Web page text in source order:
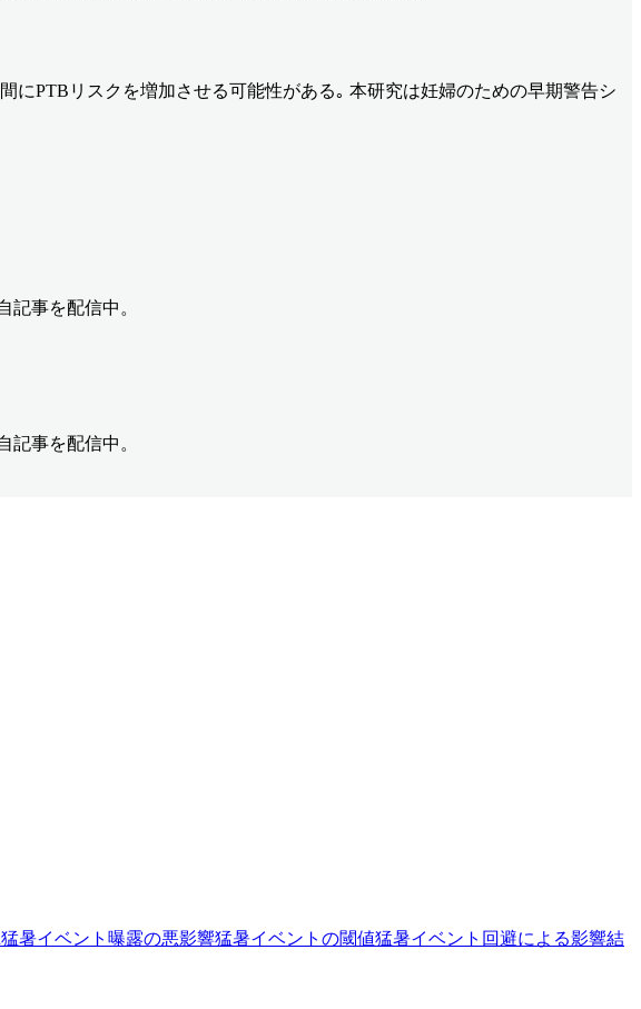
PTBリスクを増加させる可能性がある｡ 本研究は妊婦のための早期警告シ
事を配信中。
事を配信中。
猛暑イベント曝露の悪影響猛暑イベントの閾値猛暑イベント回避による影響結